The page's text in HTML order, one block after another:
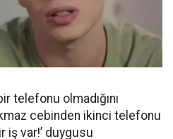
telefonu olmadığını
cebinden ikinci telefonu
iş var!’ duygusu